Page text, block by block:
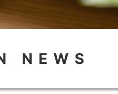
NEWS